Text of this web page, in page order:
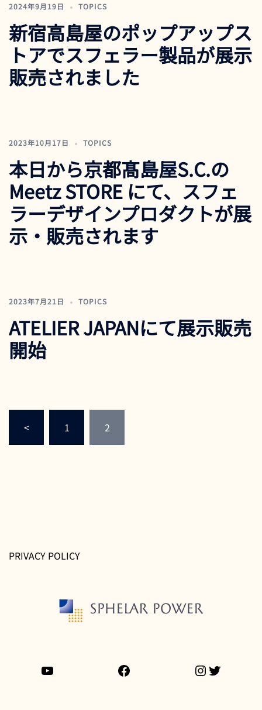
2024年9月19日 TOPICS
新宿高島屋のポップアップス
トアでスフェラー製品が展示
販売されました
2023年10月17日 TOPICS
本日から京都髙島屋S.C.の
Meetz STORE にて、スフェ
ラーデザインプロダクトが展
示・販売されます
2023年7月21日 TOPICS
ATELIER JAPANにて展示販売
開始
の
< 1 2
PRIVACY POLICY
YouTube Facebook Instagram
Twitter